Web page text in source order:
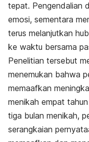
tepat. Pengendalian
emosi, sementara
terus melanjutkan
ke waktu bersama
Penelitian tersebut
menemukan bahwa
memaafkan
menikah empat
tiga bulan menikah,
serangkaian